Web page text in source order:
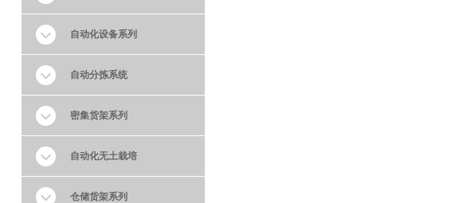
自动化设备系列
自动分拣系统
密集货架系列
自动化无土栽培
仓储货架系列